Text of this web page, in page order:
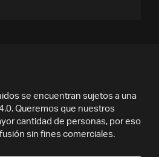
se encuentran sujetos a una
Queremos que nuestros
cantidad de personas, por eso
sin fines comerciales.